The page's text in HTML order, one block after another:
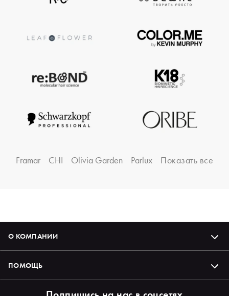
Framar CHI Olivia Garden Parlux Показать все
О КОМПАНИИ
ПОМОЩЬ